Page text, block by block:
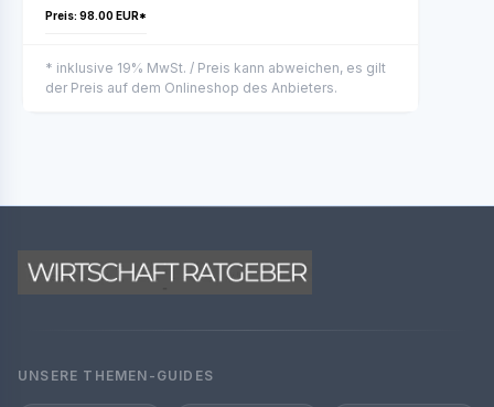
Preis: 98.00 EUR*
* inklusive 19% MwSt. / Preis kann abweichen, es gilt
der Preis auf dem Onlineshop des Anbieters.
UNSERE THEMEN-GUIDES